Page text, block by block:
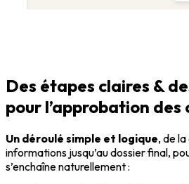
Des étapes claires &
pour l’approbation des
Un déroulé simple et logique, de
informations jusqu’au dossier final,
s’enchaîne naturellement :